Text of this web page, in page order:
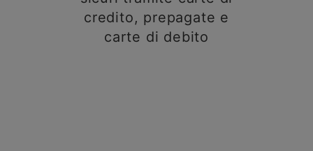
credito, prepagate e
carte di debito